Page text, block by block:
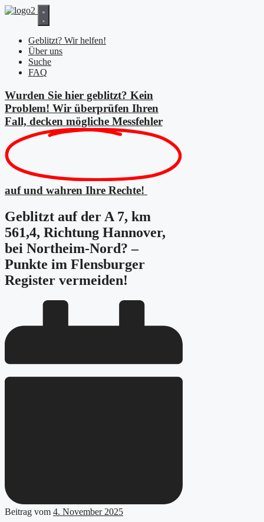
Zum
Geblitzt? Wir helfen!
Über uns
Suche
FAQ
Wurden Sie hier geblitzt? Kein
Problem! Wir überprüfen Ihren
Fall, decken mögliche Messfehler
auf und wahren Ihre Rechte!
Geblitzt auf der A 7, km
561,4, Richtung Hannover,
bei Northeim-Nord? –
Punkte im Flensburger
Register vermeiden!
Beitrag vom 4. November 2025